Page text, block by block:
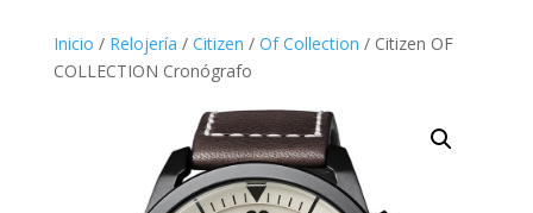
Inicio / Relojería / Citizen / Of Collection / Citizen OF
COLLECTION Cronógrafo